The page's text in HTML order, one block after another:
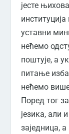
јесте
уставни
нећемо
поштује, а
питање
нећемо
Поред тог
језика, али
заједница,